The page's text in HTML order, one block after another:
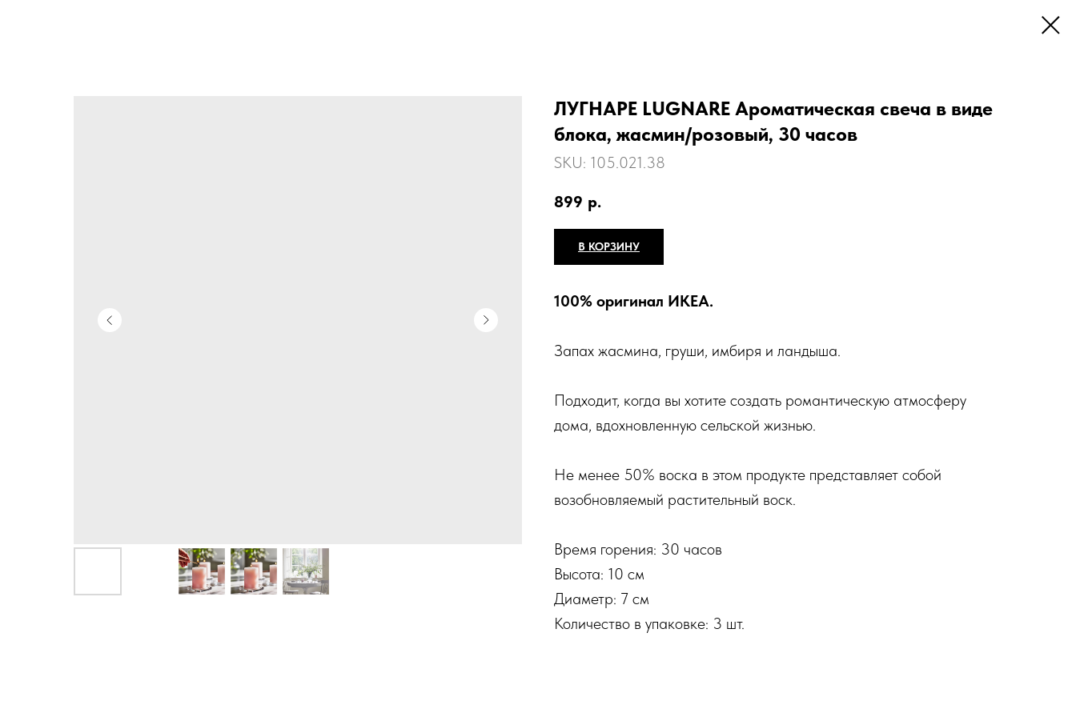
ЛУГНАРЕ LUGNARE Ароматическая свеча в виде
блока, жасмин/розовый, 30 часов
SKU: 105.021.38
899 р.
В КОРЗИНУ
100% оригинал ИКЕА.
Запах жасмина, груши, имбиря и ландыша.
Подходит, когда вы хотите создать романтическую атмосферу
дома, вдохновленную сельской жизнью.
Не менее 50% воска в этом продукте представляет собой
возобновляемый растительный воск.
Время горения: 30 часов
Высота: 10 см
Диаметр: 7 см
Количество в упаковке: 3 шт.